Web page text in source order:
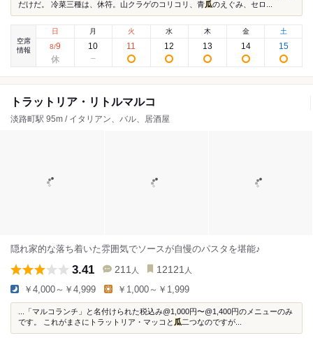
だけだ。 冷菜三種は、休符。山クラゲのコリコリ、青瓜のえぐみ、セロ...
空席
情報
日
8/9
月
10
火
11
水
12
木
13
金
14
土
15
トラットリア・リトルマルコ
淡路町駅 95m / イタリアン、バル、居酒屋
隠れ家的な落ち着いた雰囲気でソースが自慢のパスタを堪能♪
3.41 211 人 12121 人
￥4,000～￥4,999 ￥1,000～￥1,999
...「マルコランチ」と名付けられた税込み@1,000円〜@1,400円のメニューのみ
です。 これがまさにトラットリア・マッコと 瓜二つなのですが...